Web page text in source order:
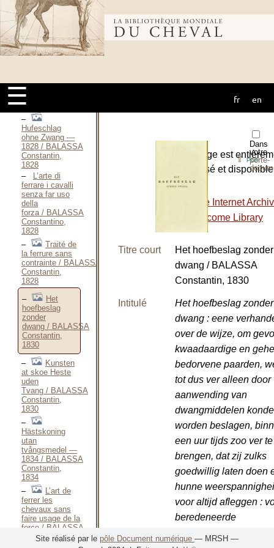
Bibliothèque
mondiale du
cheval
☰ fr en
modifier
l’organisation
des Animaux
domestiques / BAILLET
Casimir-
Célestin, S. D.
chez les
animaux / BAILLET
Louis, 1915
Hufeschlag
ohne Zwang —
1828 / BALASSA
Constantin,
1828
L’arte di
ferrare i cavalli
senza far uso
della
forza / BALASSA
Constantino,
1828
Traité de
la ferrure sans
contrainte / BALASSA
Constantin,
1828
Het
hoefbeslag
zonder
dwang / BALASSA
Constantin,
1830
Kunsten
at skoe Heste
uden
Tvang / BALASSA
Constantin,
1830
Hästskoning
utan
tvångsmedel —
1834 / BALASSA
Constantin,
1834
L’art de
ferrer les
chevaux sans
faire usage de la
force / BALASSA
Constantin,
Dans
votre
porte-
⇪PDF
L’ouvrage est
numérisé et
site :
The Internet
Wellcome Library
Titre court
Het hoefbeslag zonder
dwang / BALASSA
Constantin, 1830
Intitulé
Het hoefbeslag zonder
dwang : eene
over de wijze, om
kwaadaardige en
bedorvene paarden,
tot dus ver alleen door
aanwending van
dwangmiddelen
worden beslagen,
een uur tijds zoo ver te
brengen, dat zij zulks
goedwillig laten doen
hunne
voor altijd afleggen :
beredeneerde
Site réalisé par le pôle Document numérique — MRSH —